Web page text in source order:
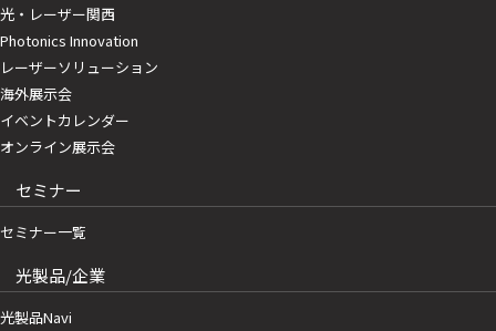
光・レーザー関西
Photonics Innovation
レーザーソリューション
海外展示会
イベントカレンダー
オンライン展示会
セミナー
セミナー一覧
光製品/企業
光製品Navi